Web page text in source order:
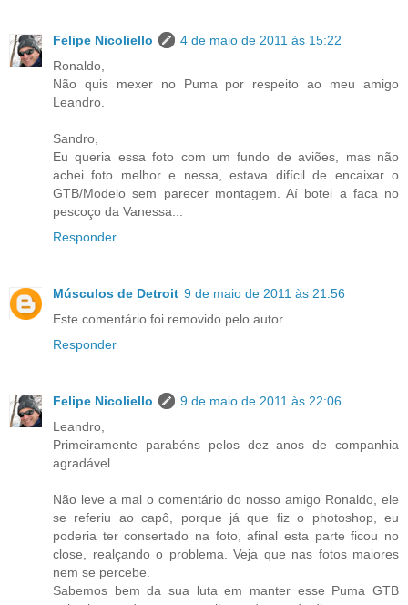
Felipe Nicoliello
4 de maio de 2011 às 15:22
Ronaldo,
Não quis mexer no Puma por respeito ao meu amigo
Leandro.
Sandro,
Eu queria essa foto com um fundo de aviões, mas não
achei foto melhor e nessa, estava difícil de encaixar o
GTB/Modelo sem parecer montagem. Aí botei a faca no
pescoço da Vanessa...
Responder
Músculos de Detroit 9 de maio de 2011 às 21:56
Este comentário foi removido pelo autor.
Responder
Felipe Nicoliello
9 de maio de 2011 às 22:06
Leandro,
Primeiramente parabéns pelos dez anos de companhia
agradável.
Não leve a mal o comentário do nosso amigo Ronaldo, ele
se referiu ao capô, porque já que fiz o photoshop, eu
poderia ter consertado na foto, afinal esta parte ficou no
close, realçando o problema. Veja que nas fotos maiores
nem se percebe.
Sabemos bem da sua luta em manter esse Puma GTB